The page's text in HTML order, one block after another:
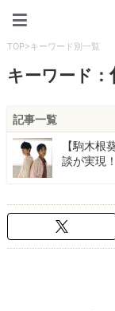
TOP>キーワード別一覧
キーワード：
記事一覧
【駒木
談が実現